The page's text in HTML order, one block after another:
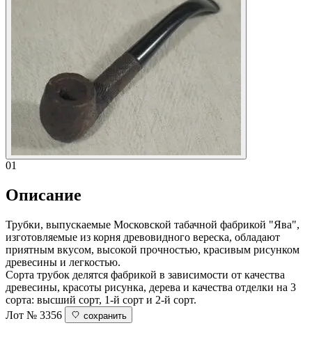
01
Описание
Трубки, выпускаемые Московской табачной фабрикой "Ява",
изготовляемые из корня древовидного вереска, обладают
приятным вкусом, высокой прочностью, красивым рисунком
древесины и легкостью.
Сорта трубок делятся фабрикой в зависимости от качества
древесины, красоты рисунка, дерева и качества отделки на 3
сорта: высший сорт, 1-й сорт и 2-й сорт.
Лот № 3356
сохранить